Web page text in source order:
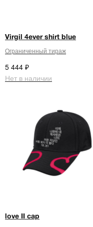
Virgil 4ever shirt blue
Ограниченный тираж
5 444 ₽
Нет в наличии
love II cap